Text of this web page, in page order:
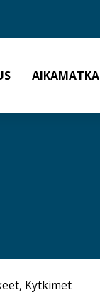
AIKAMATKA
, Kytkimet